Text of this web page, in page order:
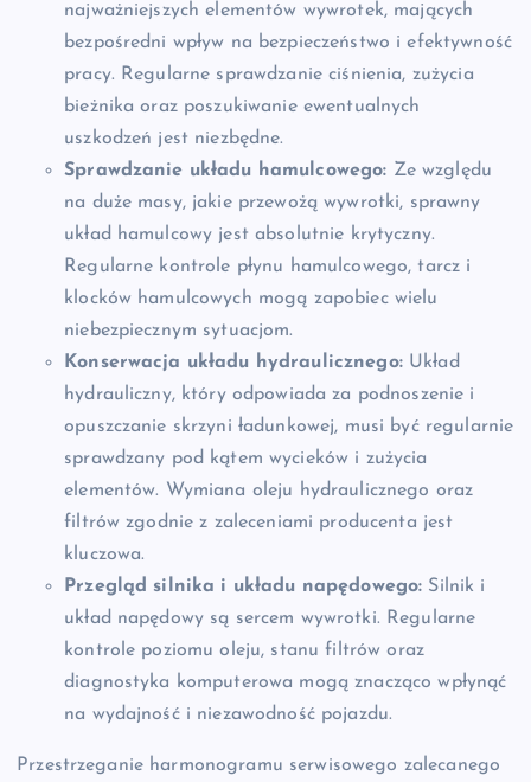
najważniejszych elementów wywrotek, mających
bezpośredni wpływ na bezpieczeństwo i efektywność
pracy. Regularne sprawdzanie ciśnienia, zużycia
bieżnika oraz poszukiwanie ewentualnych
uszkodzeń jest niezbędne.
Sprawdzanie układu hamulcowego: Ze względu
na duże masy, jakie przewożą wywrotki, sprawny
układ hamulcowy jest absolutnie krytyczny.
Regularne kontrole płynu hamulcowego, tarcz i
klocków hamulcowych mogą zapobiec wielu
niebezpiecznym sytuacjom.
Konserwacja układu hydraulicznego:Układ
hydrauliczny, który odpowiada za podnoszenie i
opuszczanie skrzyni ładunkowej, musi być regularnie
sprawdzany pod kątem wycieków i zużycia
elementów. Wymiana oleju hydraulicznego oraz
filtrów zgodnie z zaleceniami producenta jest
kluczowa.
Przegląd silnika i układu napędowego: Silnik i
układ napędowy są sercem wywrotki. Regularne
kontrole poziomu oleju, stanu filtrów oraz
diagnostyka komputerowa mogą znacząco wpłynąć
na wydajność i niezawodność pojazdu.
Przestrzeganie harmonogramu serwisowego zalecanego